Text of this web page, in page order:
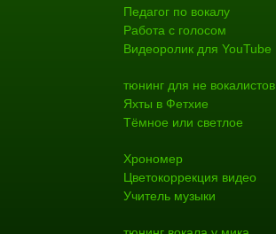
Педагог по вокалу
Работа с голосом
Видеоролик для YouTube
тюнинг для не вокалистов
Яхты в Фетхие
Тёмное или светлое
Хрономер
Цветокоррекция видео
Учитель музыки